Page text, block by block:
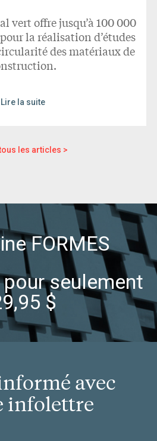
vert offre jusqu’à 100 000
la réalisation d’études
des matériaux de
Lire la suite
les articles >
FORMES
seulement
$
avec
infolettre